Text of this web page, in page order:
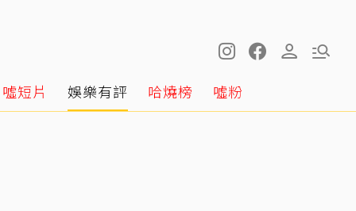
噓短片 娛樂有評 哈燒榜 噓粉